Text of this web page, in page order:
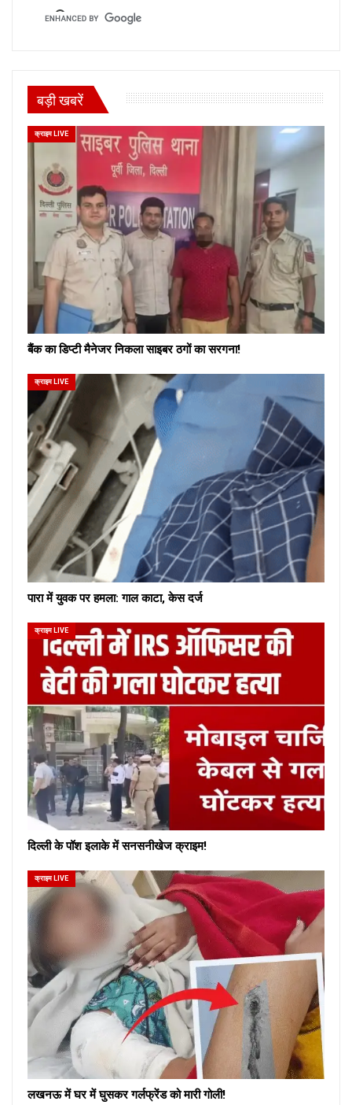
बड़ी खबरें
क्राइम LIVE
बैंक का डिप्टी मैनेजर निकला साइबर ठगों का सरगना!
क्राइम LIVE
पारा में युवक पर हमला: गाल काटा, केस दर्ज
क्राइम LIVE
दिल्ली के पॉश इलाके में सनसनीखेज क्राइम!
क्राइम LIVE
लखनऊ में घर में घुसकर गर्लफ्रेंड को मारी गोली!